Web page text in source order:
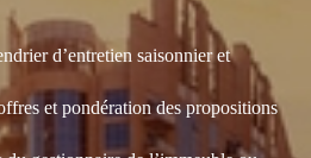
d’entretien saisonnier et
et pondération des propositions